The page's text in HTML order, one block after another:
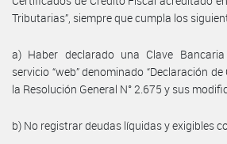
Tributarias”, siempre que cumpla los
a) Haber declarado una Clave
servicio “web” denominado “Declaración
la Resolución General N° 2.675 y sus
b) No registrar deudas líquidas y exigibles